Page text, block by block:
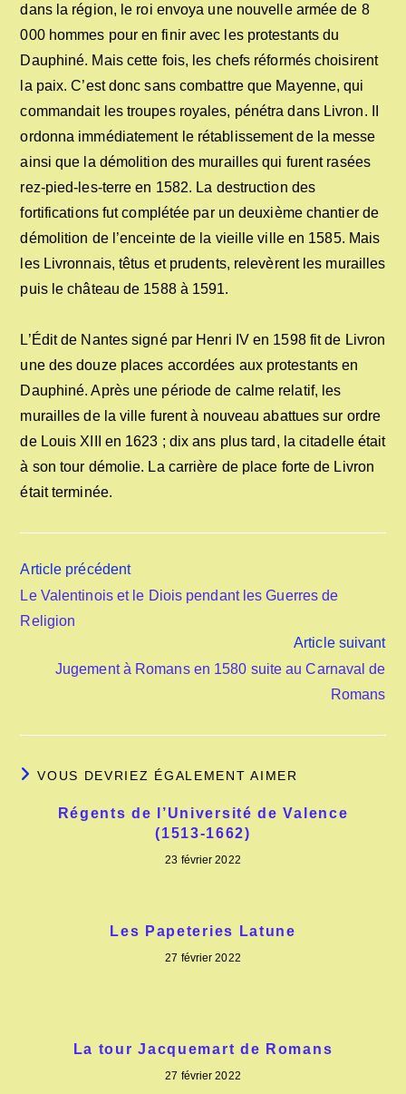
dans la région, le roi envoya une nouvelle armée de 8
000 hommes pour en finir avec les protestants du
Dauphiné. Mais cette fois, les chefs réformés choisirent
la paix. C’est donc sans combattre que Mayenne, qui
commandait les troupes royales, pénétra dans Livron. II
ordonna immédiatement le rétablissement de la messe
ainsi que la démolition des murailles qui furent rasées
rez-pied-les-terre en 1582. La destruction des
fortifications fut complétée par un deuxième chantier de
démolition de l’enceinte de la vieille ville en 1585. Mais
les Livronnais, têtus et prudents, relevèrent les murailles
puis le château de 1588 à 1591.
L’Édit de Nantes signé par Henri IV en 1598 fit de Livron
une des douze places accordées aux protestants en
Dauphiné. Après une période de calme relatif, les
murailles de la ville furent à nouveau abattues sur ordre
de Louis XIII en 1623 ; dix ans plus tard, la citadelle était
à son tour démolie. La carrière de place forte de Livron
était terminée.
Read
articles
Article précédent
Le Valentinois et le Diois pendant les Guerres de
Religion
Article suivant
Jugement à Romans en 1580 suite au Carnaval de
Romans
VOUS DEVRIEZ ÉGALEMENT AIMER
Régents de l’Université de Valence
(1513-1662)
23 février 2022
Les Papeteries Latune
27 février 2022
La tour Jacquemart de Romans
27 février 2022